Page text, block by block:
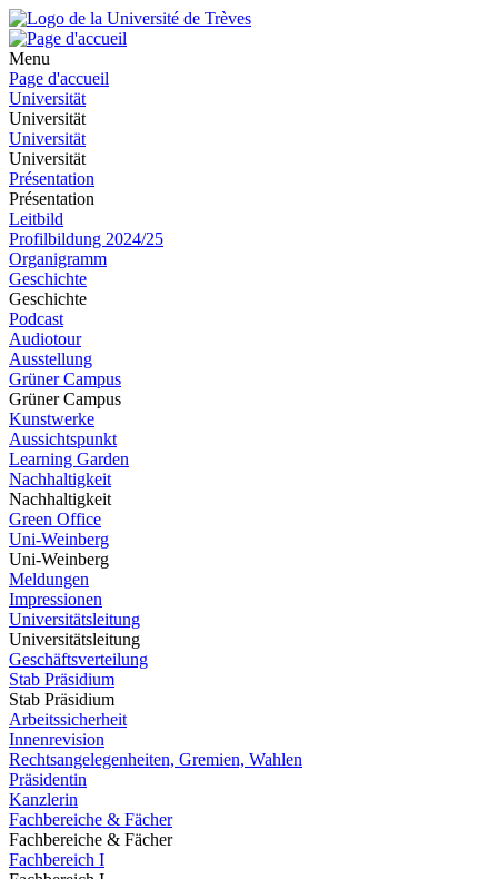
Menu
Page d'accueil
Universität
Universität
Universität
Universität
Présentation
Présentation
Leitbild
Profilbildung 2024/25
Organigramm
Geschichte
Geschichte
Podcast
Audiotour
Ausstellung
Grüner Campus
Grüner Campus
Kunstwerke
Aussichtspunkt
Learning Garden
Nachhaltigkeit
Nachhaltigkeit
Green Office
Uni-Weinberg
Uni-Weinberg
Meldungen
Impressionen
Universitätsleitung
Universitätsleitung
Geschäftsverteilung
Stab Präsidium
Stab Präsidium
Arbeitssicherheit
Innenrevision
Rechtsangelegenheiten, Gremien, Wahlen
Präsidentin
Kanzlerin
Fachbereiche & Fächer
Fachbereiche & Fächer
Fachbereich I